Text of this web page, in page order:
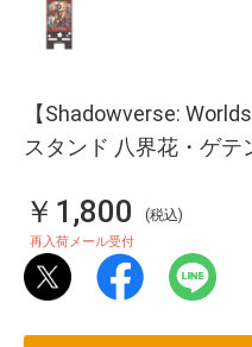
【Shadowverse:
スタンド 八界花・ゲテ
￥1,800 (税込)
再入荷メール受付